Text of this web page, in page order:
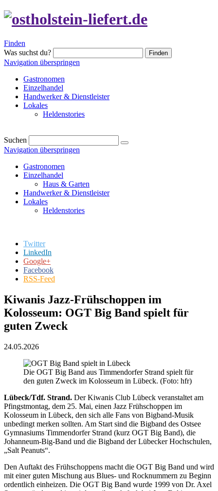
Finden
Was suchst du?
Finden
Navigation überspringen
Gastronomen
Einzelhandel
Handwerker & Dienstleister
Lokales
Heldenstories
Suchen
Navigation überspringen
Gastronomen
Einzelhandel
Haus & Garten
Handwerker & Dienstleister
Lokales
Heldenstories
Twitter
LinkedIn
Google+
Facebook
RSS-Feed
Kiwanis Jazz-Frühschoppen im
Kolosseum: OGT Big Band spielt für
guten Zweck
24.05.2026
Die OGT Big Band aus Timmendorfer Strand spielt für
den guten Zweck im Kolosseum in Lübeck. (Foto: hfr)
Lübeck/Tdf. Strand. Der Kiwanis Club Lübeck veranstaltet am
Pfingstmontag, dem 25. Mai, einen Jazz Frühschoppen im
Kolosseum in Lübeck, den sich alle Fans von Bigband-Musik
unbedingt merken sollten. Am Start sind die Bigband des Ostsee
Gymnasiums Timmendorfer Strand (kurz OGT Big Band), die
Johanneum-Big-Band und die Bigband der Lübecker Hochschulen,
„Salt Peanuts“.
Den Auftakt des Frühschoppens macht die OGT Big Band und wird
mit einer guten Mischung aus Blues- und Rocknummern zu Beginn
ordentlich einheizen. Die OGT Big Band wurde 1999 von Dr. Axel